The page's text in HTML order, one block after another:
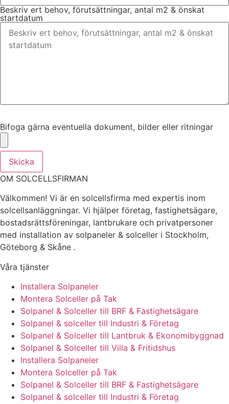
Beskriv ert behov, förutsättningar, antal m2 & önskat
startdatum
Bifoga gärna eventuella dokument, bilder eller ritningar
Skicka
OM SOLCELLSFIRMAN
Välkommen! Vi är en solcellsfirma med expertis inom
solcellsanläggningar. Vi hjälper företag, fastighetsägare,
bostadsrättsföreningar, lantbrukare och privatpersoner
med installation av solpaneler & solceller i Stockholm,
Göteborg & Skåne .
Våra tjänster
Installera Solpaneler
Montera Solceller på Tak
Solpanel & Solceller till BRF & Fastighetsägare
Solpanel & solceller till Industri & Företag
Solpanel & Solceller till Lantbruk & Ekonomibyggnad
Solpanel & Solceller till Villa & Fritidshus
Installera Solpaneler
Montera Solceller på Tak
Solpanel & Solceller till BRF & Fastighetsägare
Solpanel & solceller till Industri & Företag